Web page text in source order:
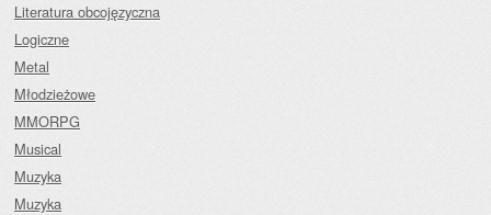
Literatura obcojęzyczna
Logiczne
Metal
Młodzieżowe
MMORPG
Musical
Muzyka
Muzyka